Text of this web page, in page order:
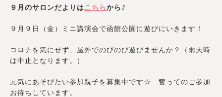
９月のサロンだよりはこちらから♪
９月９日（金）ミニ講演会で函館公園に遊びにいきます！
コロナを気にせず、屋外でのびのび遊びませんか？（雨天時
は中止となります。）
元気にあそびたい参加親子を募集中です☆ 奮ってのご参加
お待ちしています。